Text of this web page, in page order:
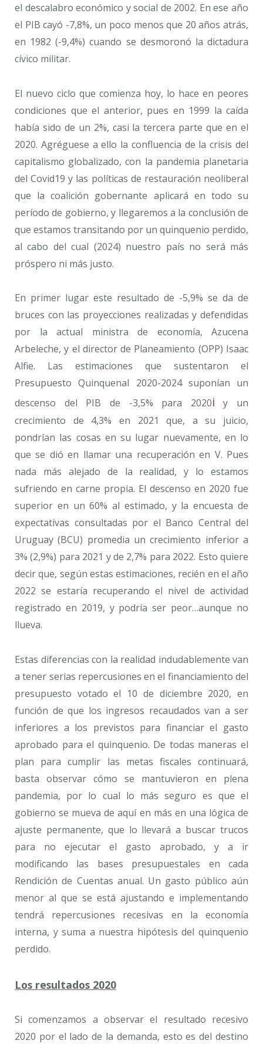
el descalabro económico y social de 2002. En ese año
el PIB cayó -7,8%, un poco menos que 20 años atrás,
en 1982 (-9,4%) cuando se desmoronó la dictadura
cívico militar.
El nuevo ciclo que comienza hoy, lo hace en peores
condiciones que el anterior, pues en 1999 la caída
había sido de un 2%, casi la tercera parte que en el
2020. Agréguese a ello la confluencia de la crisis del
capitalismo globalizado, con la pandemia planetaria
del Covid19 y las políticas de restauración neoliberal
que la coalición gobernante aplicará en todo su
período de gobierno, y llegaremos a la conclusión de
que estamos transitando por un quinquenio perdido,
al cabo del cual (2024) nuestro país no será más
próspero ni más justo.
En primer lugar este resultado de -5,9% se da de
bruces con las proyecciones realizadas y defendidas
por la actual ministra de economía, Azucena
Arbeleche, y el director de Planeamiento (OPP) Isaac
Alfie. Las estimaciones que sustentaron el
Presupuesto Quinquenal 2020-2024 suponían un
descenso del PIB de -3,5% para 2020i y un
crecimiento de 4,3% en 2021 que, a su juicio,
pondrían las cosas en su lugar nuevamente, en lo
que se dió en llamar una recuperación en V. Pues
nada más alejado de la realidad, y lo estamos
sufriendo en carne propia. El descenso en 2020 fue
superior en un 60% al estimado, y la encuesta de
expectativas consultadas por el Banco Central del
Uruguay (BCU) promedia un crecimiento inferior a
3% (2,9%) para 2021 y de 2,7% para 2022. Esto quiere
decir que, según estas estimaciones, recién en el año
2022 se estaría recuperando el nivel de actividad
registrado en 2019, y podría ser peor…aunque no
llueva.
Estas diferencias con la realidad indudablemente van
a tener serias repercusiones en el financiamiento del
presupuesto votado el 10 de diciembre 2020, en
función de que los ingresos recaudados van a ser
inferiores a los previstos para financiar el gasto
aprobado para el quinquenio. De todas maneras el
plan para cumplir las metas fiscales continuará,
basta observar cómo se mantuvieron en plena
pandemia, por lo cual lo más seguro es que el
gobierno se mueva de aquí en más en una lógica de
ajuste permanente, que lo llevará a buscar trucos
para no ejecutar el gasto aprobado, y a ir
modificando las bases presupuestales en cada
Rendición de Cuentas anual. Un gasto público aún
menor al que se está ajustando e implementando
tendrá repercusiones recesivas en la economía
interna, y suma a nuestra hipótesis del quinquenio
perdido.
Los resultados 2020
Si comenzamos a observar el resultado recesivo
2020 por el lado de la demanda, esto es del destino